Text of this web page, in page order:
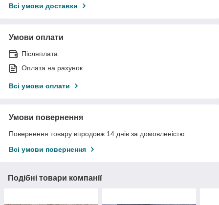
Всі умови доставки
Умови оплати
Післяплата
Оплата на рахунок
Всі умови оплати
Умови повернення
Повернення товару впродовж 14 днів за домовленістю
Всі умови повернення
Подібні товари компанії